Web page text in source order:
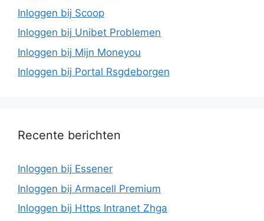
Inloggen bij Scoop
Inloggen bij Unibet Problemen
Inloggen bij Mijn Moneyou
Inloggen bij Portal Rsgdeborgen
Recente berichten
Inloggen bij Essener
Inloggen bij Armacell Premium
Inloggen bij Https Intranet Zhga